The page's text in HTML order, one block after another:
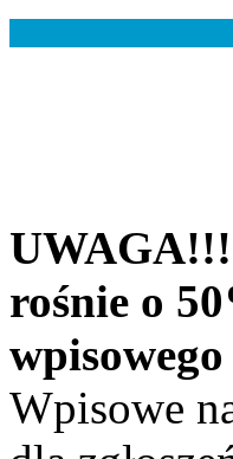
UWAGA!!!
rośnie o
Wpisowe